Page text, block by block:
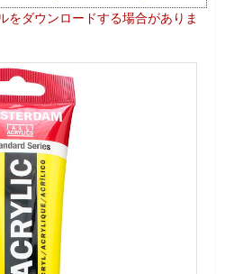
をダウンロードする場合がありま